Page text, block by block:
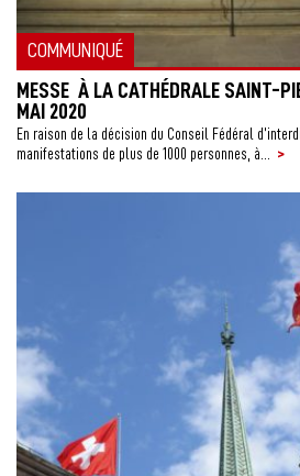
COMMUNIQUÉ
MESSE À LA CATHÉDRALE SAINT-
MAI 2020
En raison de la décision du Conseil Fédéral
manifestations de plus de 1000 personnes, à...
>